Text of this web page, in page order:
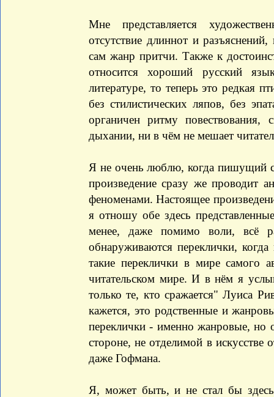
Мне представляется
отсутствие длиннот и
сам жанр притчи. Также к
относится хороший русский
литературе, то теперь это редкая
без стилистических ляпов, без
органичен ритму повествования,
дыхании, ни в чём не мешает
Я не очень люблю, когда пишущий
произведение сразу же проводит
феноменами. Настоящее
я отношу обе здесь
менее, даже помимо воли, всё
обнаруживаются переклички,
такие переклички в мире
читательском мире. И в нём я
только те, кто сражается" Луиса
кажется, это родственные и
переклички - именно жанровые, но
стороне, не отделимой в искусстве
даже Гофмана.
Я, может быть, и не стал бы